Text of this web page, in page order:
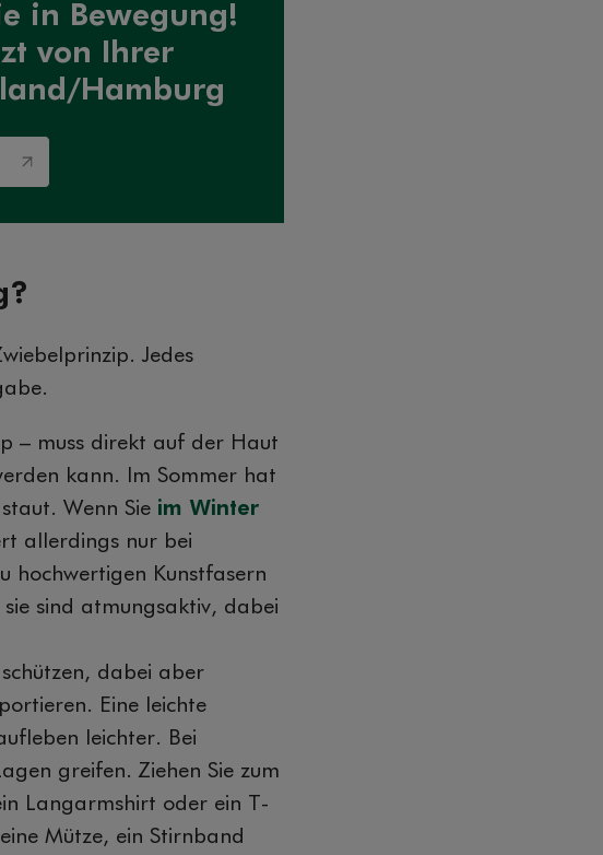
in Bewegung!
von Ihrer
Hamburg
Jedes
– muss direkt auf der Haut
kann. Im Sommer hat
Wenn Sie im Winter
allerdings nur bei
hochwertigen Kunstfasern
sind atmungsaktiv, dabei
dabei aber
Eine leichte
leichter. Bei
greifen. Ziehen Sie zum
Langarmshirt oder ein T-
Mütze, ein Stirnband